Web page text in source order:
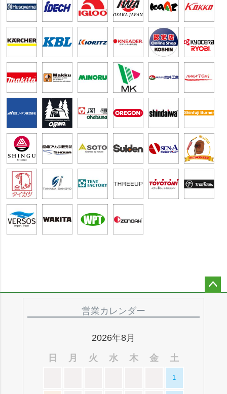
営業カレンダー
2026年8月
日
月 火 水 木 金 土
1